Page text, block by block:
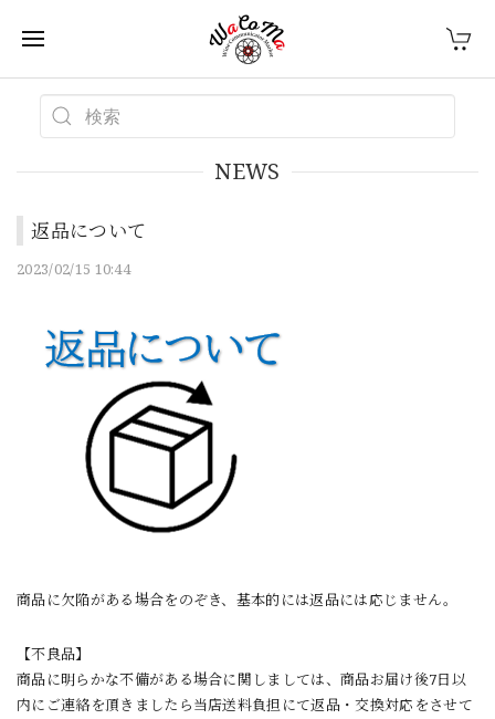
NEWS
返品について
2023/02/15 10:44
商品に欠陥がある場合をのぞき、基本的には返品には応じません。
【不良品】
商品に明らかな不備がある場合に関しましては、商品お届け後7日以
内にご連絡を頂きましたら当店送料負担にて返品・交換対応をさせて